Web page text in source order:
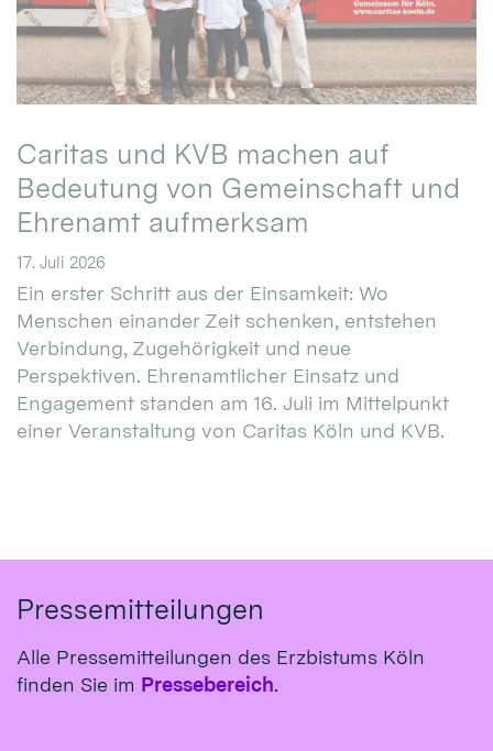
Caritas und KVB machen auf
Bedeutung von Gemeinschaft und
Ehrenamt aufmerksam
17. Juli 2026
Ein erster Schritt aus der Einsamkeit: Wo
Menschen einander Zeit schenken, entstehen
Verbindung, Zugehörigkeit und neue
Perspektiven. Ehrenamtlicher Einsatz und
Engagement standen am 16. Juli im Mittelpunkt
einer Veranstaltung von Caritas Köln und KVB.
Pressemitteilungen
Alle Pressemitteilungen des Erzbistums Köln
finden Sie im Pressebereich.